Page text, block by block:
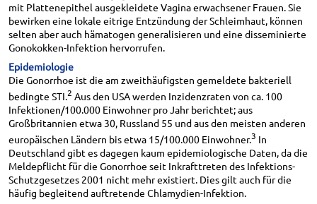
mit Plattenepithel ausgekleidete Vagina erwachsener Frauen. Sie
bewirken eine lokale eitrige Entzündung der Schleimhaut, können
selten aber auch hämatogen generalisieren und eine disseminierte
Gonokokken-Infektion hervorrufen.
Epidemiologie
Die Gonorrhoe ist die am zweithäufigsten gemeldete bakteriell
bedingte STI.2 Aus den USA werden Inzidenzraten von ca. 100
Infektionen/100.000 Einwohner pro Jahr berichtet; aus
Großbritannien etwa 30, Russland 55 und aus den meisten anderen
europäischen Ländern bis etwa 15/100.000 Einwohner.3 In
Deutschland gibt es dagegen kaum epidemiologische Daten, da die
Meldepflicht für die Gonorrhoe seit Inkrafttreten des Infektions-
Schutzgesetzes 2001 nicht mehr existiert. Dies gilt auch für die
häufig begleitend auftretende Chlamydien-Infektion.